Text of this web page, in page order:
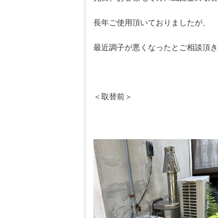
長年ご使用頂いておりましたが、
最近調子が悪くなったとご相談頂
＜取替前＞